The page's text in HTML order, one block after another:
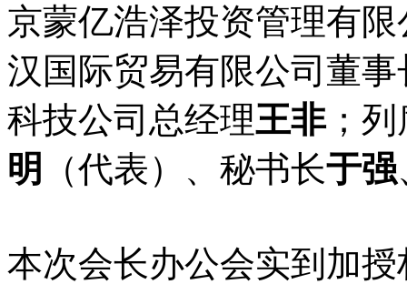
京蒙亿浩泽投资管理有
汉国际贸易有限公司董事
科技公司总经理王非；列
明
（代表）、秘书长于强
本次会长办公会实到加